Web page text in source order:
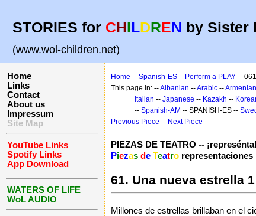
STORIES for CHILDREN by Sister
(www.wol-children.net)
Home
Links
Contact
About us
Impressum
Site Map
YouTube Links
Spotify Links
App Download
WATERS OF LIFE
WoL AUDIO
Home -- Spanish-ES – Perform a PLAY --
This page in: --Albanian --Arabic --Armenian
Italian -- Japanese -- Kazakh --
-- Spanish-AM -- SPANISH-ES --
Previous Piece -- Next Piece
PIEZAS DE TEATRO --
Piezas de Teatro representaciones
61. Una nueva estrella 1
Millones de estrellas brillaban en el